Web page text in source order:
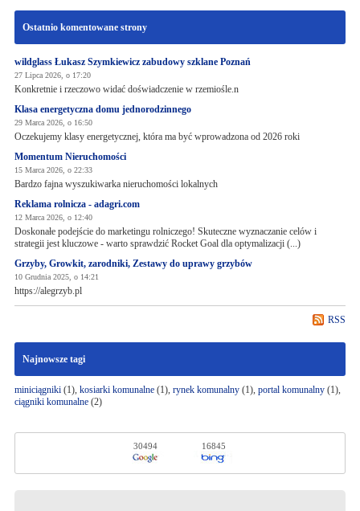
Ostatnio komentowane strony
wildglass Łukasz Szymkiewicz zabudowy szklane Poznań
27 Lipca 2026, o 17:20
Konkretnie i rzeczowo widać doświadczenie w rzemiośle.n
Klasa energetyczna domu jednorodzinnego
29 Marca 2026, o 16:50
Oczekujemy klasy energetycznej, która ma być wprowadzona od 2026 roki
Momentum Nieruchomości
15 Marca 2026, o 22:33
Bardzo fajna wyszukiwarka nieruchomości lokalnych
Reklama rolnicza - adagri.com
12 Marca 2026, o 12:40
Doskonałe podejście do marketingu rolniczego! Skuteczne wyznaczanie celów i
strategii jest kluczowe - warto sprawdzić Rocket Goal dla optymalizacji (...)
Grzyby, Growkit, zarodniki, Zestawy do uprawy grzybów
10 Grudnia 2025, o 14:21
https://alegrzyb.pl
RSS
Najnowsze tagi
miniciągniki(1), kosiarki komunalne(1), rynek komunalny(1), portal komunalny(1),
ciągniki komunalne(2)
30494 16845